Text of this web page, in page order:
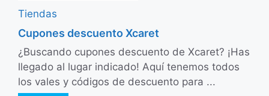
Tiendas
Cupones descuento Xcaret
¿Buscando cupones descuento de Xcaret? ¡Has
llegado al lugar indicado! Aquí tenemos todos
los vales y códigos de descuento para ...